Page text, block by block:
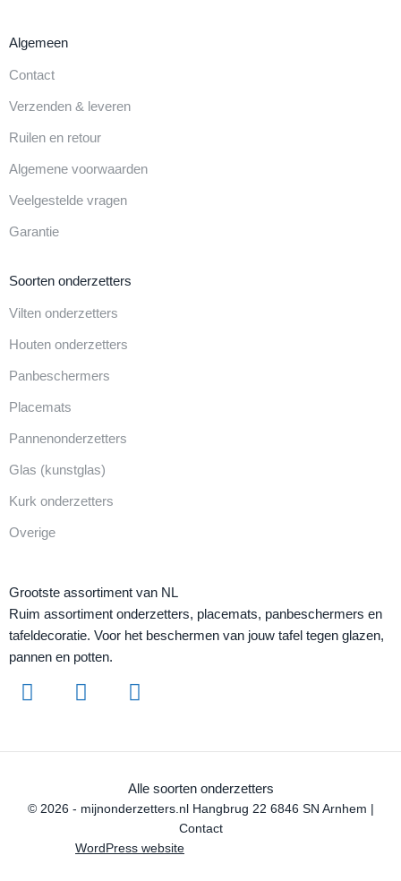
Algemeen
Contact
Verzenden & leveren
Ruilen en retour
Algemene voorwaarden
Veelgestelde vragen
Garantie
Soorten onderzetters
Vilten onderzetters
Houten onderzetters
Panbeschermers
Placemats
Pannenonderzetters
Glas (kunstglas)
Kurk onderzetters
Overige
Grootste assortiment van NL
Ruim assortiment onderzetters, placemats, panbeschermers en
tafeldecoratie. Voor het beschermen van jouw tafel tegen glazen,
pannen en potten.
Alle soorten onderzetters
© 2026 - mijnonderzetters.nl Hangbrug 22 6846 SN Arnhem |
Contact
WordPress website